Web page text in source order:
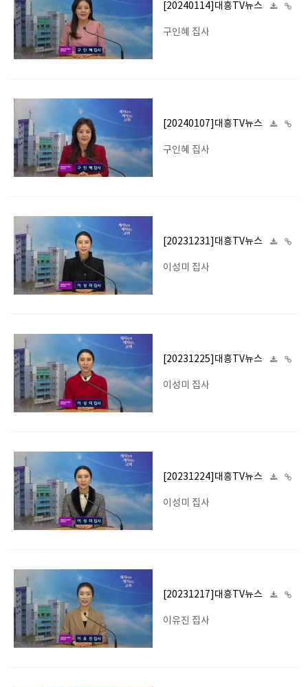
[20240114]대흥TV뉴스
구인혜 집사
[20240107]대흥TV뉴스
구인혜 집사
[20231231]대흥TV뉴스
이성미 집사
[20231225]대흥TV뉴스
이성미 집사
[20231224]대흥TV뉴스
이성미 집사
[20231217]대흥TV뉴스
이유진 집사